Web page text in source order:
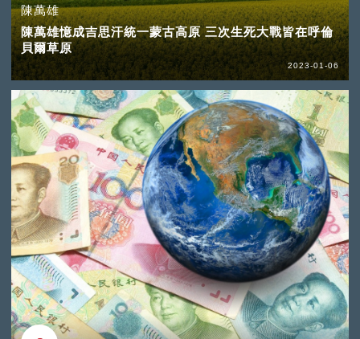
陳萬雄
陳萬雄憶成吉思汗統一蒙古高原 三次生死大戰皆在呼倫
貝爾草原
2023-01-06